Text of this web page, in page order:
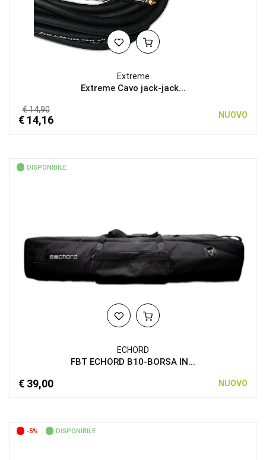
Extreme
Extreme Cavo jack-jack...
€ 14,90
€ 14,16 NUOVO
DISPONIBILE
ECHORD
FBT ECHORD B10-BORSA IN...
€ 39,00 NUOVO
-5% DISPONIBILE